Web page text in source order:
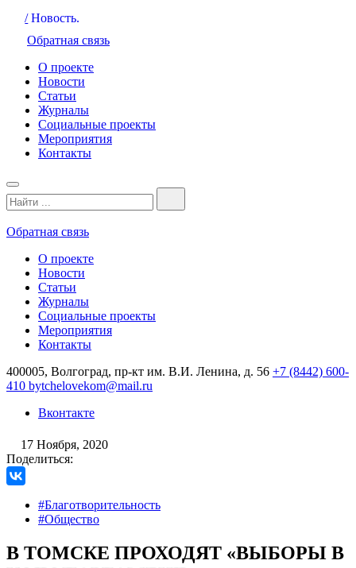
/ Новость.
Обратная связь
О проекте
Новости
Статьи
Журналы
Социальные проекты
Мероприятия
Контакты
Обратная связь
О проекте
Новости
Статьи
Журналы
Социальные проекты
Мероприятия
Контакты
400005, Волгоград, пр-кт им. В.И. Ленина, д. 56 +7 (8442) 600-
410 bytchelovekom@mail.ru
Вконтакте
17 Ноября, 2020
Поделиться:
#Благотворительность
#Общество
В ТОМСКЕ ПРОХОДЯТ «ВЫБОРЫ В